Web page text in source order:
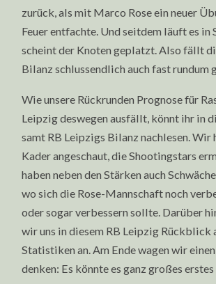
zurück, als mit Marco Rose ein neuer
Feuer entfachte. Und seitdem läuft es in
scheint der Knoten geplatzt. Also fällt
Bilanz schlussendlich auch fast rundum
Wie unsere Rückrunden Prognose für
Leipzig deswegen ausfällt, könnt ihr in
samt RB Leipzigs Bilanz nachlesen. Wir
Kader angeschaut, die Shootingstars
haben neben den Stärken auch
wo sich die Rose-Mannschaft noch
oder sogar verbessern sollte. Darüber
wir uns in diesem RB Leipzig Rückblick
Statistiken an. Am Ende wagen wir
denken: Es könnte es ganz großes